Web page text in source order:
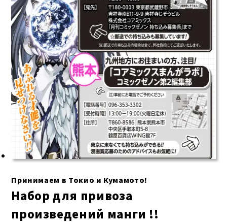
Принимаем в Токио и Кумамото!
Набор для привоза
произведений манги !!